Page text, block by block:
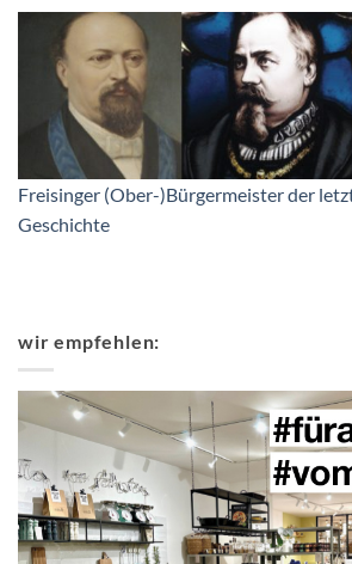
Freisinger (Ober-)Bürgermeister der
Geschichte
wir empfehlen: